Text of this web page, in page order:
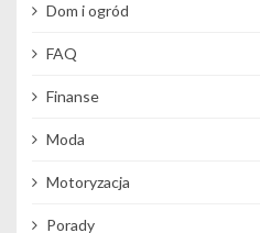
Dom i ogród
FAQ
Finanse
Moda
Motoryzacja
Porady